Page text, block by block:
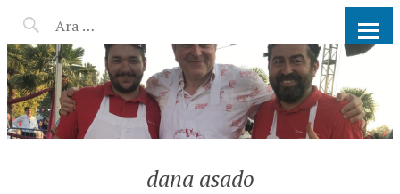
AHMET KATER KÖMÜR
ATEŞINDE BARBEKÜ, IZGARA,
MANGAL PARTISI
HIZMETLERI
dana asado